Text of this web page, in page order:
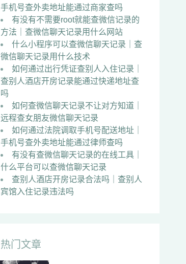
手机号查外卖地址能通过商家查吗
有没有不需要root就能查微信记录的
方法｜查微信聊天记录用什么网站
什么小程序可以查微信聊天记录｜查
微信聊天记录用什么技术
如何通过出行凭证查别人入住记录｜
查别人酒店开房记录能通过快递地址查
吗
如何查微信聊天记录不让对方知道｜
远程查女朋友微信聊天记录
如何通过法院调取手机号配送地址｜
手机号查外卖地址能通过律师查吗
有没有查微信聊天记录的在线工具｜
什么平台可以查微信聊天记录
查别人酒店开房记录合法吗｜查别人
宾馆入住记录违法吗
热门文章